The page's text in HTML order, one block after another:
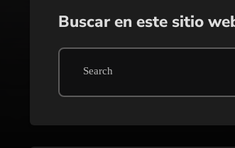
Buscar en este sitio
Search